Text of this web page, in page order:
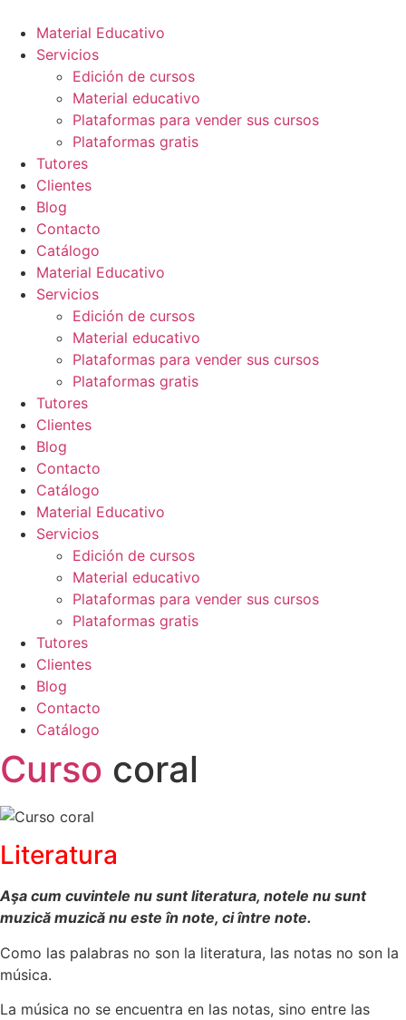
contenido
Material Educativo
Servicios
Edición de cursos
Material educativo
Plataformas para vender sus cursos
Plataformas gratis
Tutores
Clientes
Blog
Contacto
Catálogo
Material Educativo
Servicios
Edición de cursos
Material educativo
Plataformas para vender sus cursos
Plataformas gratis
Tutores
Clientes
Blog
Contacto
Catálogo
Material Educativo
Servicios
Edición de cursos
Material educativo
Plataformas para vender sus cursos
Plataformas gratis
Tutores
Clientes
Blog
Contacto
Catálogo
Curso coral
Literatura
Aşa cum cuvintele nu sunt literatura, notele nu sunt
muzică muzică nu este în note, ci între note.
Como las palabras no son la literatura, las notas no son la
música.
La música no se encuentra en las notas, sino entre las